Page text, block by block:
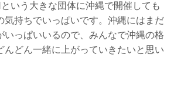
いう大きな団体に沖縄で開催しても
気持ちでいっぱいです。沖縄にはまだ
いっぱいいるので、みんなで沖縄の格
んどん一緒に上がっていきたいと思い